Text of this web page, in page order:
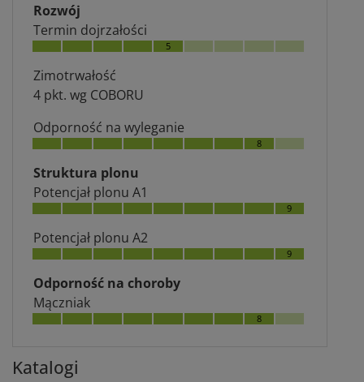
Katalogi
Rozwój
Termin dojrzałości
5
Zimotrwałość
4 pkt. wg COBORU
Odporność na wyleganie
8
Struktura plonu
Potencjał plonu A1
9
Potencjał plonu A2
9
Odporność na choroby
Mączniak
8